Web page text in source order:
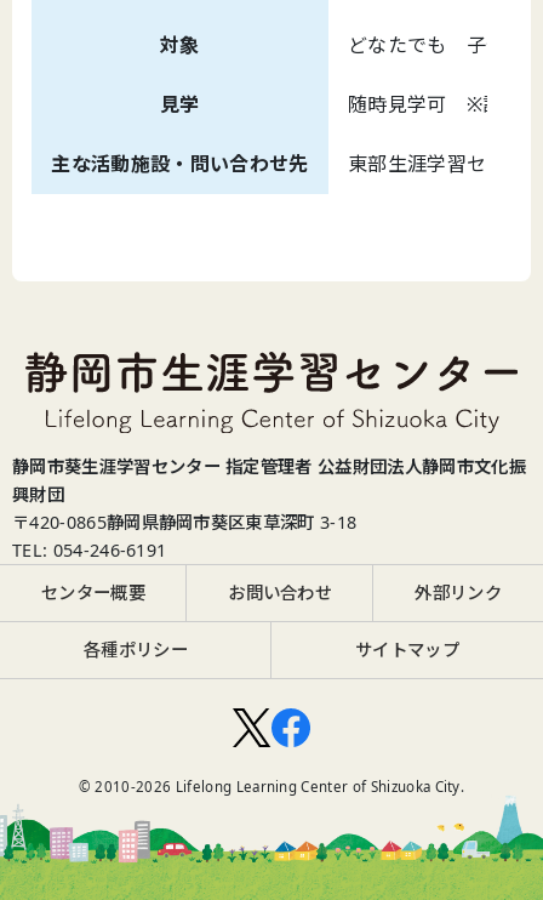
対象 どなたでも 子供さ
見学 随時見学可 ※詳細は
主な活動施設・問い合わせ先 東部生涯学習センタ
静岡市葵生涯学習センター 指定管理者 公益財団法人静岡市文化振
興財団
〒420-0865静岡県静岡市葵区東草深町 3-18
TEL: 054-246-6191
センター概要
お問い合わせ 外部リンク
各種ポリシー サイトマップ
© 2010-2026 Lifelong Learning Center of Shizuoka City.